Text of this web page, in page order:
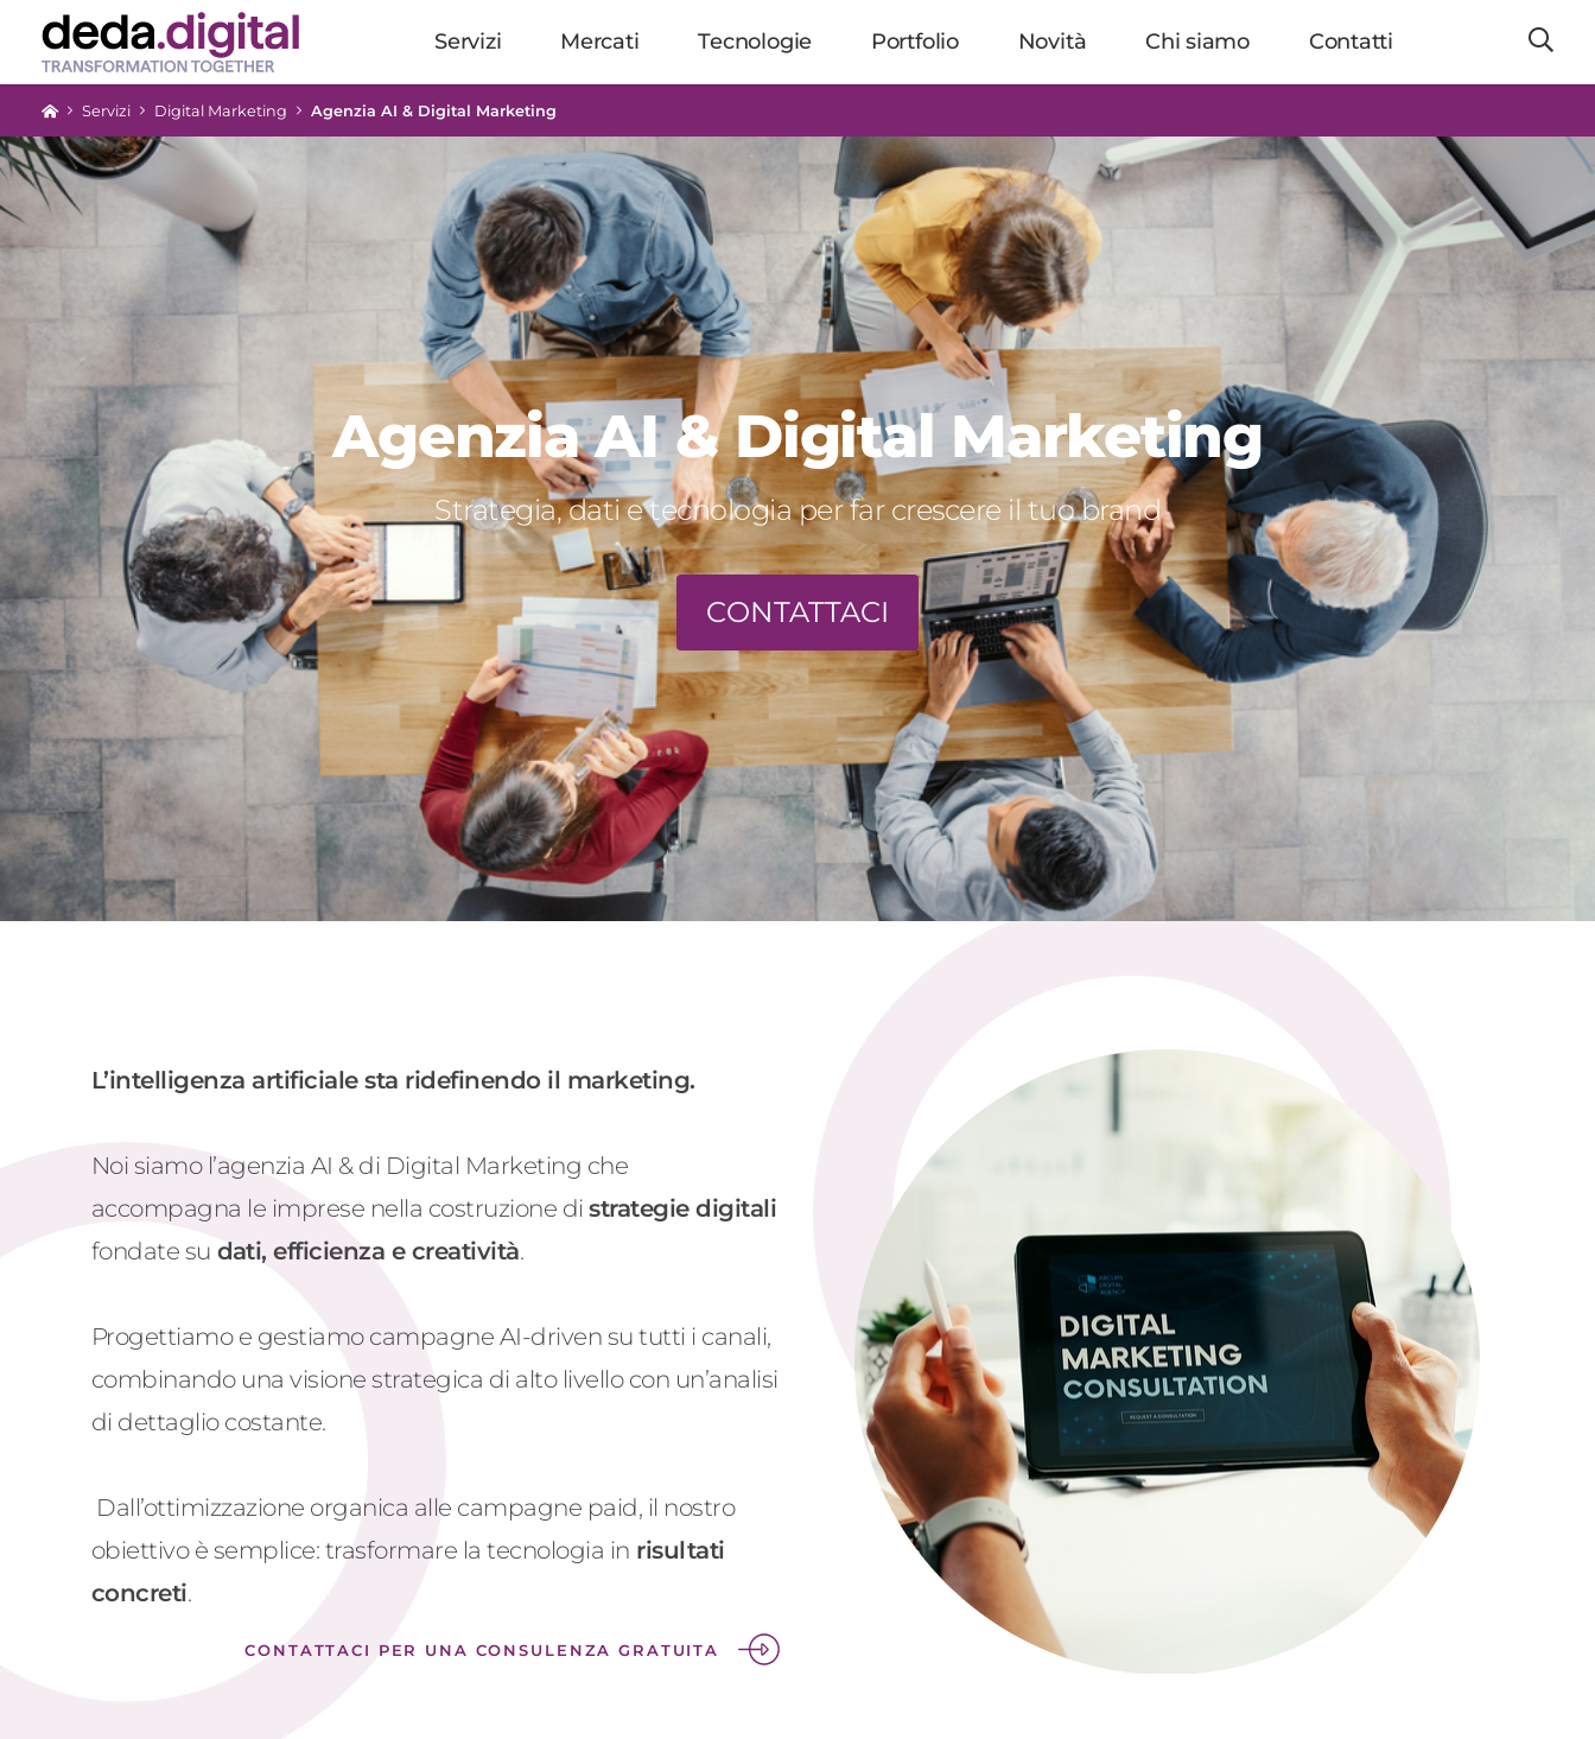
Servizi Mercati Tecnologie Portfolio Novità Chi siamo Contatti
Servizi Digital Marketing Agenzia AI & Digital Marketing
Agenzia AI & Digital Marketing
Strategia, dati e tecnologia per far crescere il tuo brand
CONTATTACI
L’intelligenza artificiale sta ridefinendo il marketing.
Noi siamo l’agenzia AI & di Digital Marketing che
accompagna le imprese nella costruzione distrategie digitali
fondate su dati, efficienza e creatività.
Progettiamo e gestiamo campagne AI-driven su tutti i canali,
combinando una visione strategica di alto livello con un’analisi
di dettaglio costante.
Dall’ottimizzazione organica alle campagne paid, il nostro
obiettivo è semplice: trasformare la tecnologia in risultati
concreti.
CONTATTACI PER UNA CONSULENZA GRATUITA